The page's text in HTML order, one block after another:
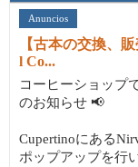
Anuncios
【古本の交換、
l Co...
コーヒーショップ
のお知らせ 📢
Cupertinoにある
ポップアップを行